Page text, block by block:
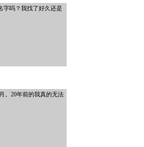
字吗？我找了好久还是
。20年前的我真的无法